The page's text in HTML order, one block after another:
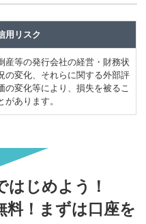
用リスク
産等の発行会社の経営・財務状
の変化、それらに関する外部評
の変化等により、損失を被るこ
があります。
はじめよう！
料！まずは口座を